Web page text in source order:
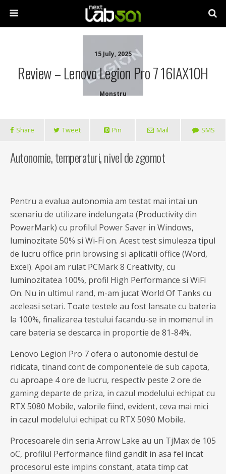
15 July, 2025
Review – Lenovo Legion Pro 7 16IAX10H
Monstru
Share Tweet Pin Mail SMS
Autonomie, temperaturi, nivel de zgomot
Pentru a evalua autonomia am testat mai intai un
scenariu de utilizare indelungata (Productivity din
PowerMark) cu profilul Power Saver in Windows,
luminozitate 50% si Wi-Fi on. Acest test simuleaza tipul
de lucru office prin browsing si aplicatii office (Word,
Excel). Apoi am rulat PCMark 8 Creativity, cu
luminozitatea 100%, profil High Performance si WiFi
On. Nu in ultimul rand, m-am jucat World Of Tanks cu
aceleasi setari. Toate testele au fost lansate cu bateria
la 100%, finalizarea testului facandu-se in momenul in
care bateria se descarca in proportie de 81-84%.
Lenovo Legion Pro 7 ofera o autonomie destul de
ridicata, tinand cont de componentele de sub capota,
cu aproape 4 ore de lucru, respectiv peste 2 ore de
gaming departe de priza, in cazul modelului echipat cu
RTX 5080 Mobile, valorile fiind, evident, ceva mai mici
in cazul modelului echipat cu RTX 5090 Mobile.
Procesoarele din seria Arrow Lake au un TjMax de 105
oC, profilul Performance fiind gandit in asa fel incat
procesorul este impins constant, atata timp cat